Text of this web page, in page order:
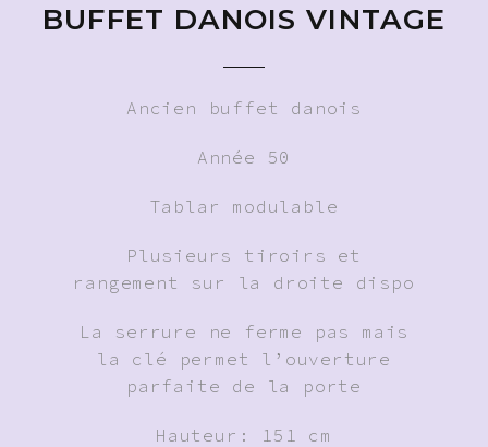
BUFFET DANOIS VINTAGE
Ancien buffet danois
Année 50
Tablar modulable
Plusieurs tiroirs et
rangement sur la droite dispo
La serrure ne ferme pas mais
la clé permet l’ouverture
parfaite de la porte
Hauteur: 151 cm